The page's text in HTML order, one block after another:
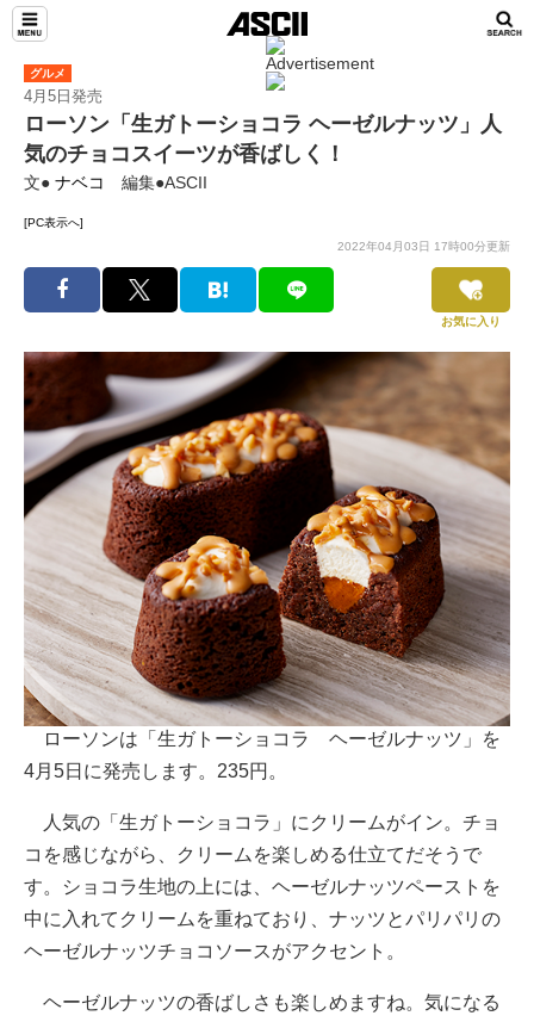
グルメ
4月5日発売
ローソン「生ガトーショコラ ヘーゼルナッツ」人
気のチョコスイーツが香ばしく！
文● ナベコ 編集●ASCII
[PC表示へ]
2022年04月03日 17時00分更新
お気に入り
ローソンは「生ガトーショコラ ヘーゼルナッツ」を
4月5日に発売します。235円。
人気の「生ガトーショコラ」にクリームがイン。チョ
コを感じながら、クリームを楽しめる仕立てだそうで
す。ショコラ生地の上には、ヘーゼルナッツペーストを
中に入れてクリームを重ねており、ナッツとパリパリの
ヘーゼルナッツチョコソースがアクセント。
ヘーゼルナッツの香ばしさも楽しめますね。気になる